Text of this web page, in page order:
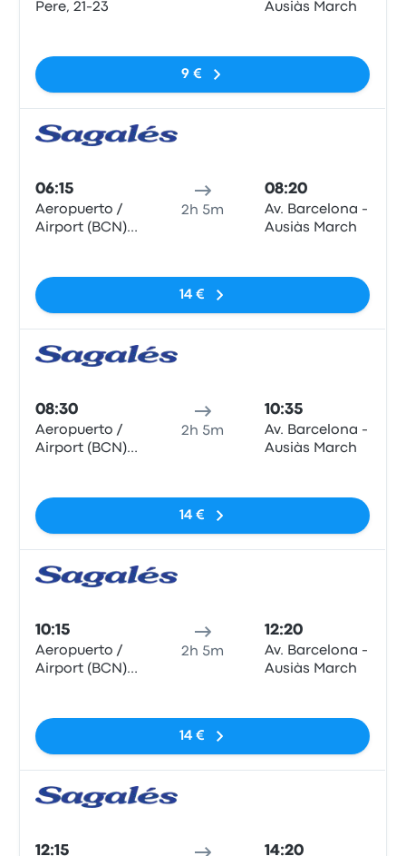
Pere, 21-23
Ausiàs March
9 €
06:15
Aeropuerto /
Airport (BCN)
2h 5m
08:20
Av. Barcelona -
Ausiàs March
14 €
08:30
Aeropuerto /
Airport (BCN)
2h 5m
10:35
Av. Barcelona -
Ausiàs March
14 €
10:15
Aeropuerto /
Airport (BCN)
2h 5m
12:20
Av. Barcelona -
Ausiàs March
14 €
12:15 14:20